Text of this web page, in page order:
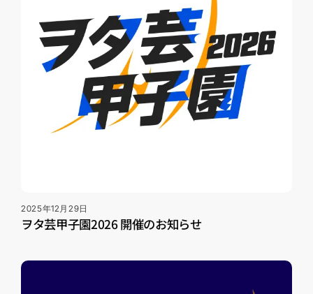
2025年12月29日
ヲタ芸甲子園2026 開催のお知らせ